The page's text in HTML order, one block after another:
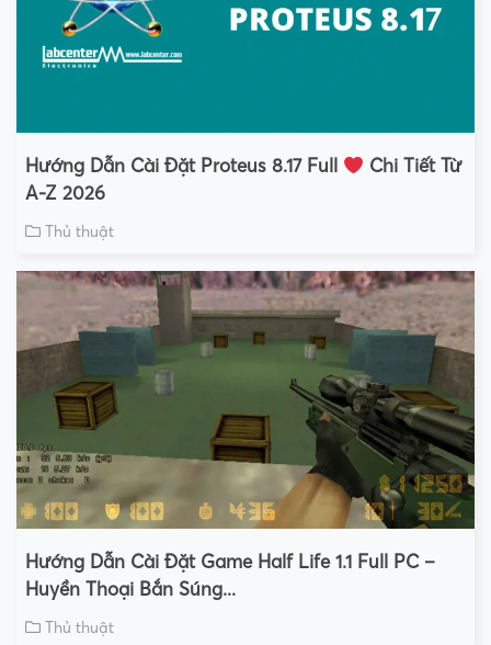
Hướng Dẫn Cài Đặt Proteus 8.17 Full
Chi Tiết Từ
A-Z 2026
Thủ thuật
Hướng Dẫn Cài Đặt Game Half Life 1.1 Full PC –
Huyền Thoại Bắn Súng...
Thủ thuật